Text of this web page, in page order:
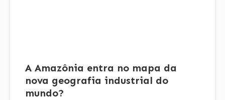
A Amazônia entra no mapa da
nova geografia industrial do
mundo?